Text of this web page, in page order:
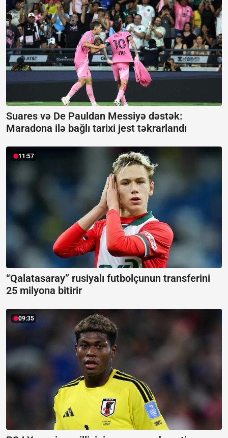
Suares və De Pauldan Messiyə dəstək:
Maradona ilə bağlı tarixi jest təkrarlandı
11:57
“Qalatasaray” rusiyalı futbolçunun transferini
25 milyona bitirir
09:35